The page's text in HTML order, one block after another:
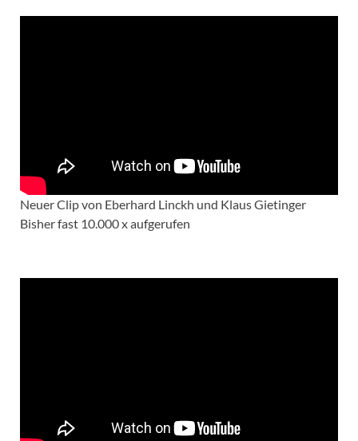
Neuer Clip von Eberhard Linckh und Klaus Gietinger
Bisher fast 10.000 x aufgerufen